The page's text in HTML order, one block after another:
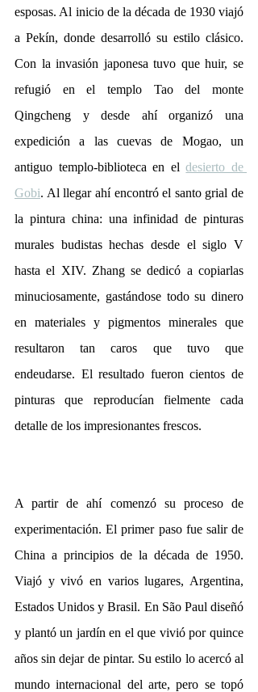
esposas. Al inicio de la década de 1930 viajó
a Pekín, donde desarrolló su estilo clásico.
Con la invasión japonesa tuvo que huir, se
refugió en el templo Tao del monte
Qingcheng y desde ahí organizó una
expedición a las cuevas de Mogao, un
antiguo templo-biblioteca en el desierto de
Gobi. Al llegar ahí encontró el santo grial de
la pintura china: una infinidad de pinturas
murales budistas hechas desde el siglo V
hasta el XIV. Zhang se dedicó a copiarlas
minuciosamente, gastándose todo su dinero
en materiales y pigmentos minerales que
resultaron tan caros que tuvo que
endeudarse. El resultado fueron cientos de
pinturas que reproducían fielmente cada
detalle de los impresionantes frescos.
A partir de ahí comenzó su proceso de
experimentación. El primer paso fue salir de
China a principios de la década de 1950.
Viajó y vivó en varios lugares, Argentina,
Estados Unidos y Brasil. En São Paul diseñó
y plantó un jardín en el que vivió por quince
años sin dejar de pintar. Su estilo lo acercó al
mundo internacional del arte, pero se topó